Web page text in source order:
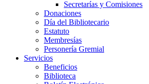
Secretarías y Comisiones
Donaciones
Día del Bibliotecario
Estatuto
Membresías
Personería Gremial
Servicios
Beneficios
Biblioteca